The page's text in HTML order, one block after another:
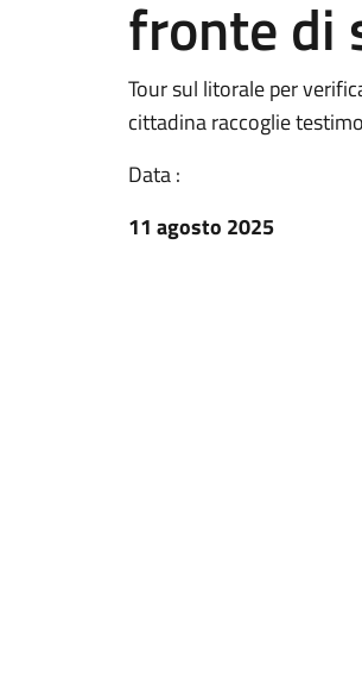
fronte di
Tour sul litorale per
cittadina raccoglie
Data :
11 agosto 2025